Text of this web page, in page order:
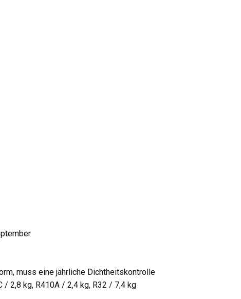
muss eine jährliche Dichtheitskontrolle
/ 2,8 kg, R410A / 2,4 kg, R32 / 7,4 kg